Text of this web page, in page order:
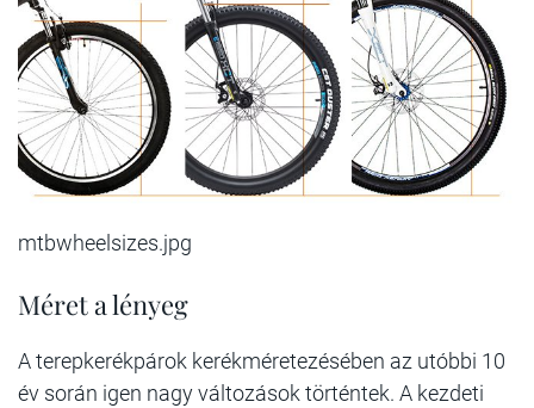
mtbwheelsizes.jpg
Méret a lényeg
A terepkerékpárok kerékméretezésében az utóbbi 10
év során igen nagy változások történtek. A kezdeti